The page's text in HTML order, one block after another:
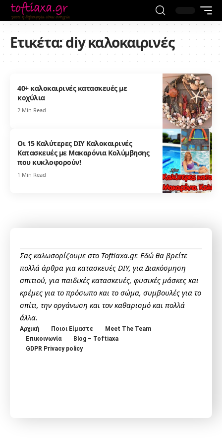
Ετικέτα:diy καλοκαιρινές
40+ καλοκαιρινές κατασκευές με
κοχύλια
2 Min Read
Οι 15 Καλύτερες DIY Καλοκαιρινές
Κατασκευές με Μακαρόνια Κολύμβησης
που κυκλοφορούν!
1 Min Read
Σας καλωσορίζουμε στο Toftiaxa.gr. Εδώ θα βρείτε
πολλά άρθρα για κατασκευές DIY, για Διακόσμηση
σπιτιού, για παιδικές κατασκευές, φυσικές μάσκες και
κρέμες για το πρόσωπο και το σώμα, συμβουλές για το
σπίτι, την οργάνωση και τον καθαρισμό και πολλά
άλλα.
Αρχική Ποιοι Είμαστε
Meet The Team
Επικοινωνία
Blog – Toftiaxa
GDPR Privacy policy